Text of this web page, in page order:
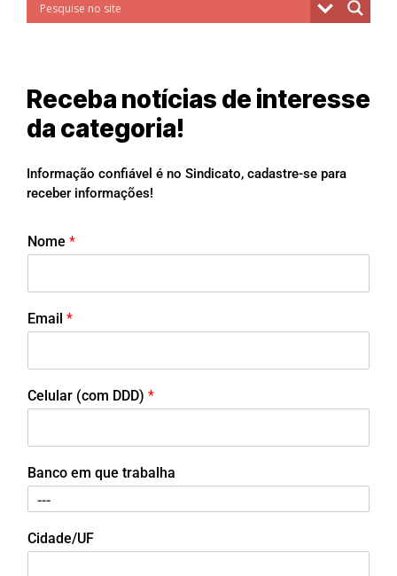
Receba notícias de interesse
da categoria!
Informação confiável é no Sindicato, cadastre-se para
receber informações!
Nome *
Email *
Celular (com DDD) *
Banco em que trabalha
Cidade/UF